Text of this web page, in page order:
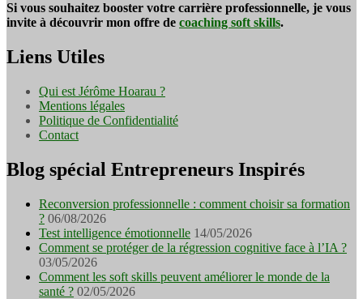
Si vous souhaitez booster votre carrière professionnelle, je vous
invite à découvrir mon offre de coaching soft skills.
Liens Utiles
Qui est Jérôme Hoarau ?
Mentions légales
Politique de Confidentialité
Contact
Blog spécial Entrepreneurs Inspirés
Reconversion professionnelle : comment choisir sa formation
? 06/08/2026
Test intelligence émotionnelle 14/05/2026
Comment se protéger de la régression cognitive face à l’IA ?
03/05/2026
Comment les soft skills peuvent améliorer le monde de la
santé ? 02/05/2026